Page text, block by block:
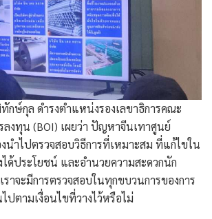
ษ์กุล ดำรงตำแหน่งรองเลขาธิการคณะ
ลงทุน (BOI) เผยว่า ปัญหาจีนเทาศูนย์
นำไปตรวจสอบวิธีการที่เหมาะสม ที่แก้ไขใน
ได้ประโยชน์ และอำนวยความสะดวกนัก
าจะมีการตรวจสอบในทุกขบวนการของการ
ปตามเงื่อนไขที่วางไว้หรือไม่